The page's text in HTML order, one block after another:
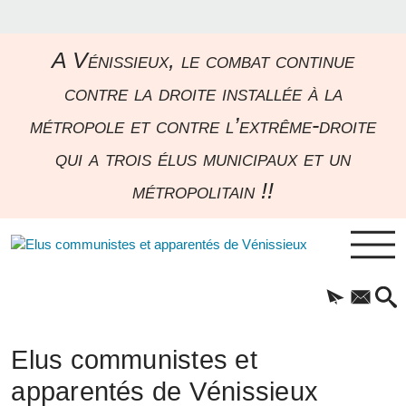
A Vénissieux, le combat continue
contre la droite installée à la
métropole et contre l’extrême-droite
qui a trois élus municipaux et un
métropolitain !!
Elus communistes et
apparentés de Vénissieux